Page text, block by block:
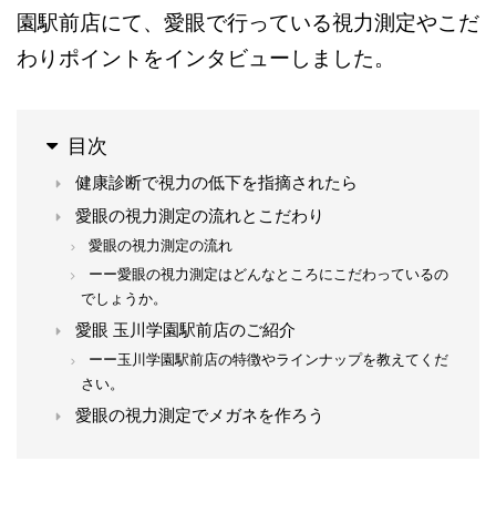
園駅前店にて、愛眼で行っている視力測定やこだ
わりポイントをインタビューしました。
目次
健康診断で視力の低下を指摘されたら
愛眼の視力測定の流れとこだわり
愛眼の視力測定の流れ
ーー愛眼の視力測定はどんなところにこだわっているの
でしょうか。
愛眼 玉川学園駅前店のご紹介
ーー玉川学園駅前店の特徴やラインナップを教えてくだ
さい。
愛眼の視力測定でメガネを作ろう